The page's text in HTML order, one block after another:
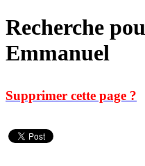
Recherche
Emmanuel
Supprimer cette page ?